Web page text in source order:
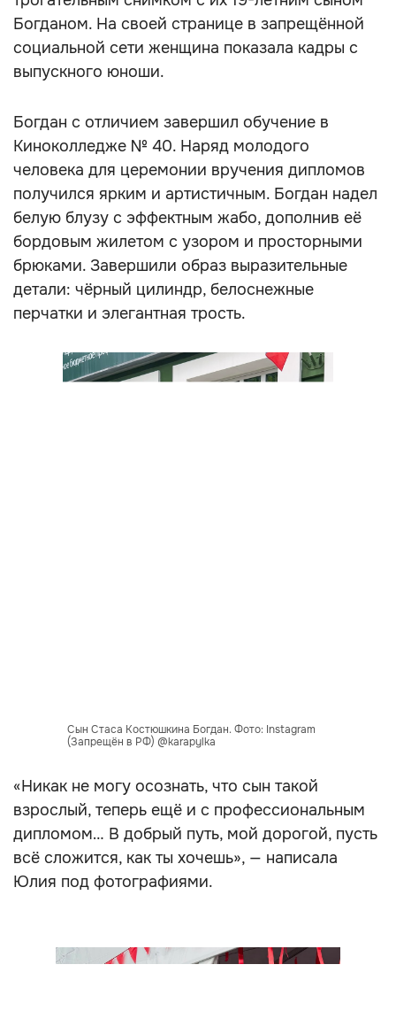
Богданом. На своей странице в запрещённой
социальной сети женщина показала кадры с
выпускного юноши.
Богдан с отличием завершил обучение в
Киноколледже № 40. Наряд молодого
человека для церемонии вручения дипломов
получился ярким и артистичным. Богдан надел
белую блузу с эффектным жабо, дополнив её
бордовым жилетом с узором и просторными
брюками. Завершили образ выразительные
детали: чёрный цилиндр, белоснежные
перчатки и элегантная трость.
Сын Стаса Костюшкина Богдан. Фото: Instagram
(Запрещён в РФ) @karapylka
«Никак не могу осознать, что сын такой
взрослый, теперь ещё и с профессиональным
дипломом… В добрый путь, мой дорогой, пусть
всё сложится, как ты хочешь», — написала
Юлия под фотографиями.